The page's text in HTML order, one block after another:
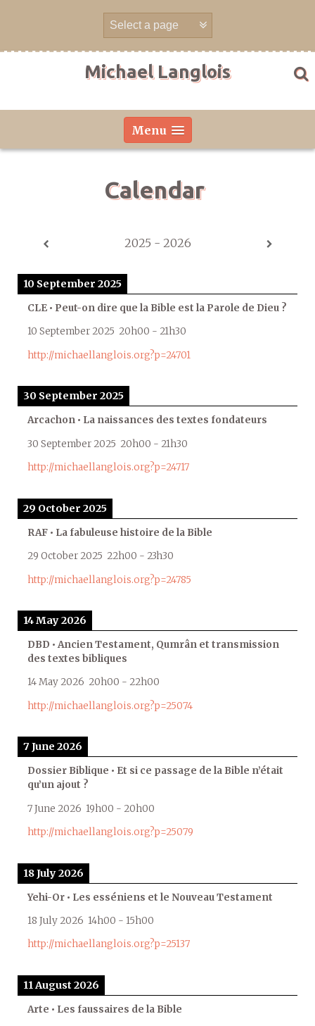
Michael Langlois
Menu
Calendar
2025 - 2026
10 September 2025
CLE • Peut-on dire que la Bible est la Parole de Dieu ?
10 September 2025 20h00 - 21h30
http://michaellanglois.org?p=24701
30 September 2025
Arcachon • La naissances des textes fondateurs
30 September 2025 20h00 - 21h30
http://michaellanglois.org?p=24717
29 October 2025
RAF • La fabuleuse histoire de la Bible
29 October 2025 22h00 - 23h30
http://michaellanglois.org?p=24785
14 May 2026
DBD • Ancien Testament, Qumrân et transmission
des textes bibliques
14 May 2026 20h00 - 22h00
http://michaellanglois.org?p=25074
7 June 2026
Dossier Biblique • Et si ce passage de la Bible n’était
qu’un ajout ?
7 June 2026 19h00 - 20h00
http://michaellanglois.org?p=25079
18 July 2026
Yehi-Or • Les esséniens et le Nouveau Testament
18 July 2026 14h00 - 15h00
http://michaellanglois.org?p=25137
11 August 2026
Arte • Les faussaires de la Bible